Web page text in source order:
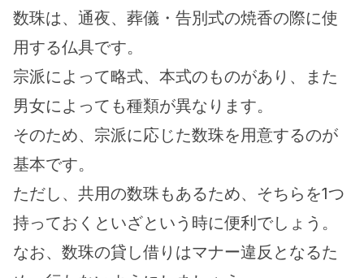
数珠は、通夜、葬儀・告別式の焼香の際に使
用する仏具です。
宗派によって略式、本式のものがあり、また
男女によっても種類が異なります。
そのため、宗派に応じた数珠を用意するのが
基本です。
ただし、共用の数珠もあるため、そちらを1つ
持っておくといざという時に便利でしょう。
なお、数珠の貸し借りはマナー違反となるた